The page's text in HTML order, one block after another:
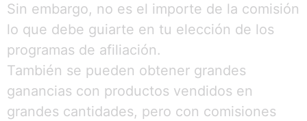
Sin embargo, no es el importe de la comisión
lo que debe guiarte en tu elección de los
programas de afiliación.
También se pueden obtener grandes
ganancias con productos vendidos en
grandes cantidades, pero con comisiones